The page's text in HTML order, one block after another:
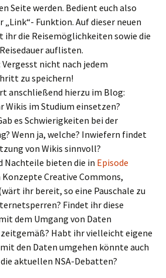
Seite werden. Bedient euch also
„Link“- Funktion. Auf dieser neuen
ihr die Reisemöglichkeiten sowie die
auflisten.
Vergesst nicht nach jedem
zu speichern!
anschließend hierzu im Blog:
Wikis im Studium einsetzen?
es Schwierigkeiten bei der
Wenn ja, welche? Inwiefern findet
von Wikis sinnvoll?
Nachteile bieten die in Episode
Creative Commons,
ihr bereit, so eine Pauschale zu
Findet ihr diese
dem Umgang von Daten
Habt ihr vielleicht eigene
den Daten umgehen könnte auch
aktuellen NSA-Debatten?